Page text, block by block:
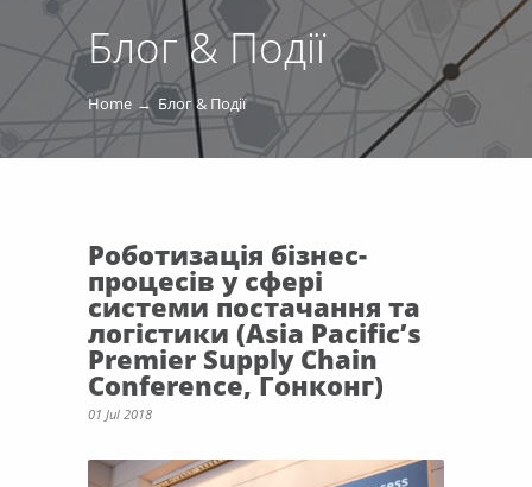
Блог & Події
Home Блог & Події
Роботизація бізнес-
процесів у сфері
системи постачання та
логістики (Asia Pacific’s
Premier Supply Chain
Conference, Гонконг)
01 Jul 2018